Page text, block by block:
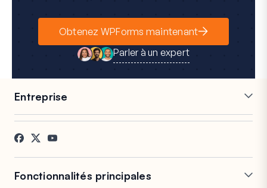
Obtenez WPForms maintenant
Parler à un expert
Entreprise
Carrières
Témoignages
Affiliés
Fonctionnalités principales